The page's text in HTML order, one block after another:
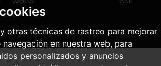
otras técnicas de rastreo para mejorar
en nuestra web, para
personalizados y anuncios